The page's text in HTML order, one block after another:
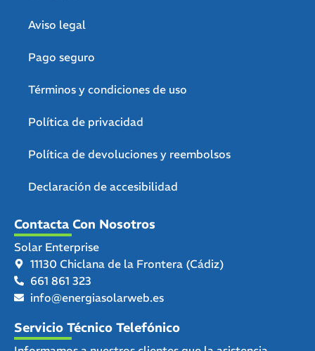
Aviso legal
Pago seguro
Términos y condiciones de uso
Política de privacidad
Política de devoluciones y reembolsos
Declaración de accesibilidad
Contacta Con Nosotros
Solar Enterprise
11130 Chiclana de la Frontera (Cádiz)
661 861 323
info@energiasolarweb.es
Servicio Técnico Telefónico